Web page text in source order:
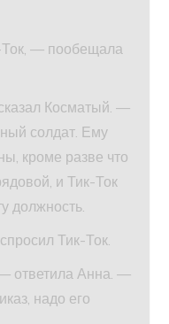
Ток, — пообещала
Косматый. —
солдат. Ему
кроме разве что
и Тик-Ток
должность.
Тик-Ток.
ответила Анна. —
надо его